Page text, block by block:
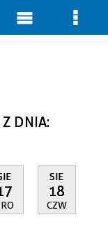
DNIA:
SIE
18
CZW
Menu Menu